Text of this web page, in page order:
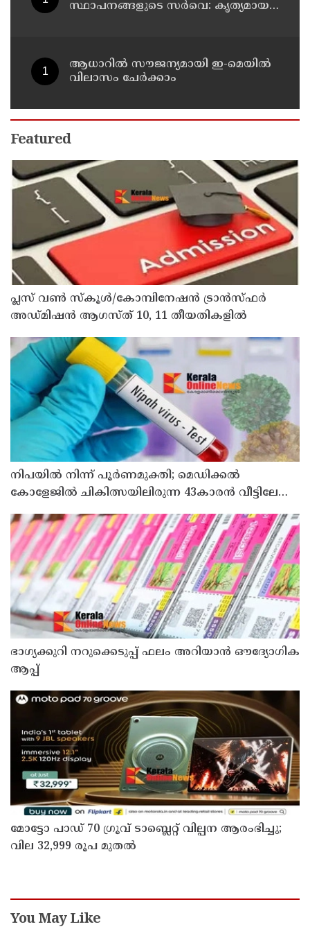
സ്ഥാപനങ്ങളുടെ സർവെ: കൃത്യമായ
ആധാറിൽ സൗജന്യമായി ഇ-മെയിൽ
വിലാസം ചേർക്കാം
Featured
പ്ലസ് വൺ സ്‌കൂൾ/കോമ്പിനേഷൻ ട്രാൻസ്ഫർ
അഡ്മിഷൻ ആഗസ്ത് 10, 11 തീയതികളിൽ
നിപയിൽ നിന്ന് പൂർണമുക്തി; മെഡിക്കൽ
കോളേജിൽ ചികിത്സയിലിരുന്ന 43കാരൻ വീട്ടിലേക്ക്
ഭാഗ്യക്കുറി നറുക്കെടുപ്പ് ഫലം അറിയാൻ ഔദ്യോഗിക
ആപ്പ്
മോട്ടോ പാഡ് 70 ഗ്രൂവ് ടാബ്ലെറ്റ് വില്പന ആരംഭിച്ചു;
വില 32,999 രൂപ മുതൽ
You May Like